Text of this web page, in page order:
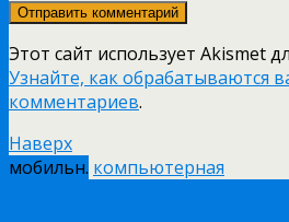
Этот сайт использует Akismet
Узнайте, как обрабатываются
комментариев.
Наверх
мобильн. компьютерная